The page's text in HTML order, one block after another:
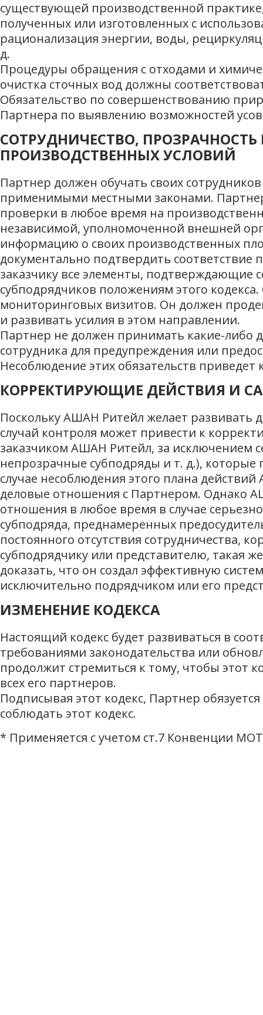
существующей производственной
полученных или изготовленных с
рационализация энергии, воды,
д.
Процедуры обращения с отходами и
очистка сточных вод должны
Обязательство по совершенствованию
Партнера по выявлению возможностей
СОТРУДНИЧЕСТВО,
ПРОИЗВОДСТВЕННЫХ УСЛОВИЙ
Партнер должен обучать своих
применимыми местными законами.
проверки в любое время на
независимой, уполномоченной внешней
информацию о своих производственных
документально подтвердить
заказчику все элементы, подтверждающие
субподрядчиков положениям этого
мониторинговых визитов. Он должен
и развивать усилия в этом направлении.
Партнер не должен принимать какие-
сотрудника для предупреждения или
Несоблюдение этих обязательств
КОРРЕКТИРУЮЩИЕ ДЕЙСТВИЯ И
Поскольку АШАН Ритейл желает
случай контроля может привести к
заказчиком АШАН Ритейл, за исключением
непрозрачные субподряды и т. д.),
случае несоблюдения этого плана
деловые отношения с Партнером. Однако
отношения в любое время в случае
субподряда, преднамеренных
постоянного отсутствия сотрудничества,
субподрядчику или представителю, такая
доказать, что он создал эффективную
исключительно подрядчиком или его
ИЗМЕНЕНИЕ КОДЕКСА
Настоящий кодекс будет развиваться в
требованиями законодательства или
продолжит стремиться к тому, чтобы этот
всех его партнеров.
Подписывая этот кодекс, Партнер
соблюдать этот кодекс.
* Применяется с учетом ст.7 Конвенции